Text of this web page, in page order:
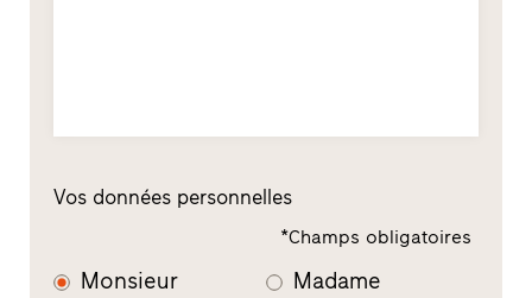
Vos données personnelles
*Champs obligatoires
Monsieur Madame